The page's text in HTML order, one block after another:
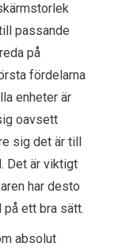
passande
på
fördelarna
enheter är
oavsett
sig det är till
Det är viktigt
har desto
ett bra sätt.
absolut